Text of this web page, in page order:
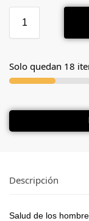
Solo quedan 18
Descripción
Salud de los